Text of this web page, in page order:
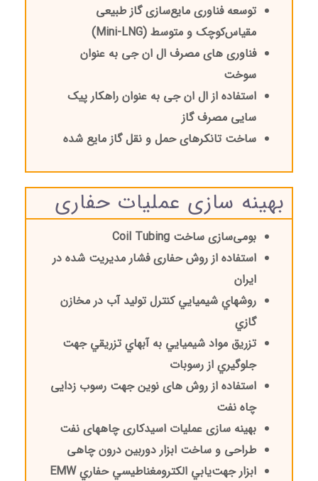
توسعه فناوری مایع‌سازی گاز طبیعی
مقیاس‌کوچک و متوسط (Mini-LNG
)
فناوری های مصرف ال ان جی به عنوان
سوخت
استفاده از ال ان جی به عنوان راهکار پیک
سایی مصرف گاز
ساخت تانکرهای حمل و نقل گاز مایع شده
بهینه سازی عملیات حفاری
بومی‌سازی ساخت Coil Tubing
استفاده از روش حفاری فشار مدیریت شده در
ایران
روشهاي شیمیایي کنترل تولید آب در مخازن
گازي
تزریق مواد شیمیایي به آبهاي تزریقي جهت
جلوگیري از رسوبات
استفاده از روش های نوین جهت رسوب زدایی
چاه نفت
بهینه سازی عملیات اسیدکاری چاههای نفت
طراحی و ساخت ابزار دوربین درون چاهی
ابزار جهت‌یابي الکترومغناطیسي حفاريEMW